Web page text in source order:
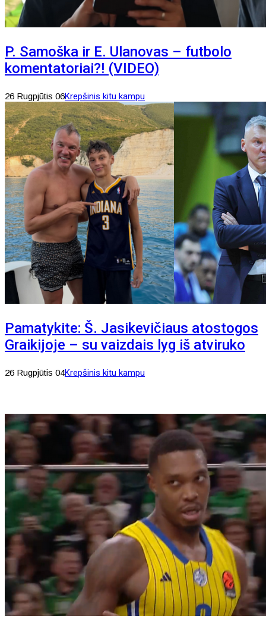
P. Samoška ir E. Ulanovas – futbolo
komentatoriai?! (VIDEO)
26 Rugpjūtis 06Krepšinis kitu kampu
Pamatykite: Š. Jasikevičiaus atostogos
Graikijoje – su vaizdais lyg iš atviruko
26 Rugpjūtis 04Krepšinis kitu kampu